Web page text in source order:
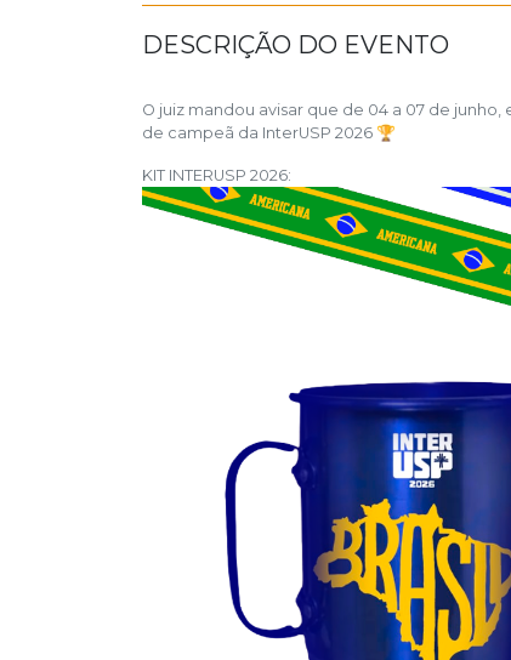
DESCRIÇÃO DO EVENTO
O juiz mandou avisar que de 04 a 07 de
de campeã da InterUSP 2026 🏆
KIT INTERUSP 2026: